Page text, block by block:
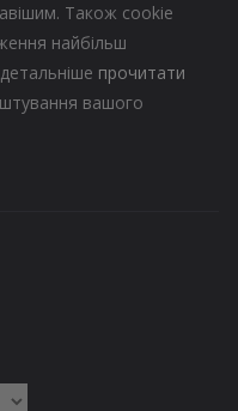
Також cookie
найбільш
прочитати
вашого